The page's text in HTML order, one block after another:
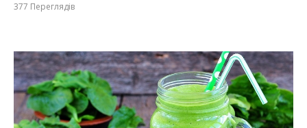
377 Переглядів